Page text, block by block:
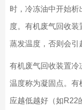
时，冷冻油中开始
度。有机废气回收
蒸发温度，否则会引
有机废气回收装置冷
温度称为凝固点。有
应越低越好（如R22